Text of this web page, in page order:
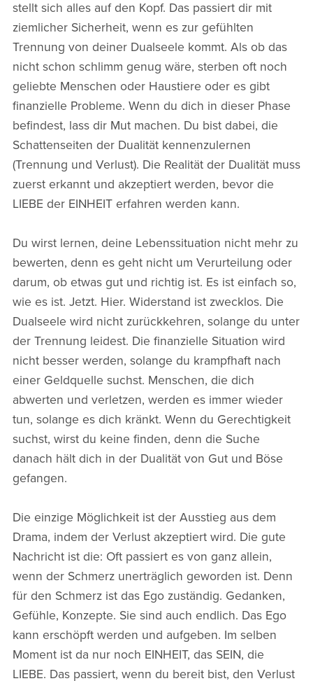
stellt sich alles auf den Kopf. Das passiert dir mit
ziemlicher Sicherheit, wenn es zur gefühlten
Trennung von deiner Dualseele kommt. Als ob das
nicht schon schlimm genug wäre, sterben oft noch
geliebte Menschen oder Haustiere oder es gibt
finanzielle Probleme. Wenn du dich in dieser Phase
befindest, lass dir Mut machen. Du bist dabei, die
Schattenseiten der Dualität kennenzulernen
(Trennung und Verlust). Die Realität der Dualität muss
zuerst erkannt und akzeptiert werden, bevor die
LIEBE der EINHEIT erfahren werden kann.
Du wirst lernen, deine Lebenssituation nicht mehr zu
bewerten, denn es geht nicht um Verurteilung oder
darum, ob etwas gut und richtig ist. Es ist einfach so,
wie es ist. Jetzt. Hier. Widerstand ist zwecklos. Die
Dualseele wird nicht zurückkehren, solange du unter
der Trennung leidest. Die finanzielle Situation wird
nicht besser werden, solange du krampfhaft nach
einer Geldquelle suchst. Menschen, die dich
abwerten und verletzen, werden es immer wieder
tun, solange es dich kränkt. Wenn du Gerechtigkeit
suchst, wirst du keine finden, denn die Suche
danach hält dich in der Dualität von Gut und Böse
gefangen.
Die einzige Möglichkeit ist der Ausstieg aus dem
Drama, indem der Verlust akzeptiert wird. Die gute
Nachricht ist die: Oft passiert es von ganz allein,
wenn der Schmerz unerträglich geworden ist. Denn
für den Schmerz ist das Ego zuständig. Gedanken,
Gefühle, Konzepte. Sie sind auch endlich. Das Ego
kann erschöpft werden und aufgeben. Im selben
Moment ist da nur noch EINHEIT, das SEIN, die
LIEBE. Das passiert, wenn du bereit bist, den Verlust